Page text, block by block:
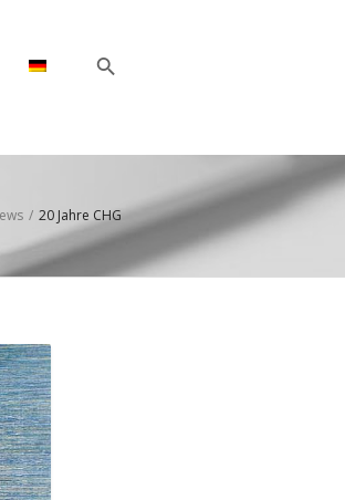
/ 20 Jahre CHG